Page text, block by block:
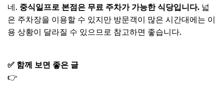
네. 중식일프로 본점은 무료 주차가 가능한 식당입니다. 넓
은 주차장을 이용할 수 있지만 방문객이 많은 시간대에는 이
용 상황이 달라질 수 있으므로 참고하면 좋습니다.
✅ 함께 보면 좋은 글
👉